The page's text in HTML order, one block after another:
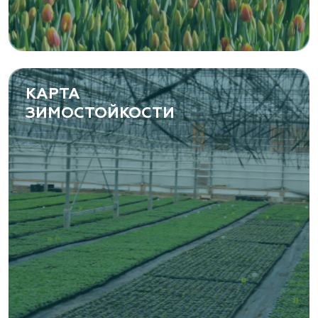
Самарская область, с. Подстепки, ул.
Фермерская 14 А
(8482) 650 010
www.yoly-paly.ru
«ВЕНЕВ» питомник растений
Тульская область, Венёвский р-н, село
Борщевое, улица Лесная, д. 13
8 963 224 87 99
https://www.venev1.ru/
«ВЕНЕВ» питомник растений
Тульская область, Венёвский р-н, село
Борщевое, улица Лесная, д. 13
КАРТА
ЗИМОСТОЙКОСТИ